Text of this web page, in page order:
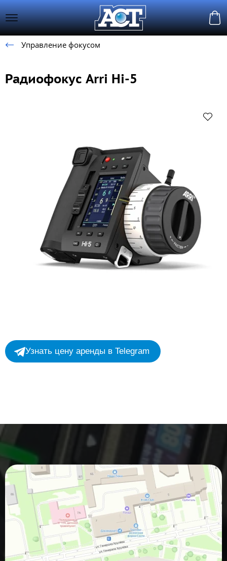
Управление фокусом
Радиофокус Arri Hi-5
Узнать цену аренды в Telegram